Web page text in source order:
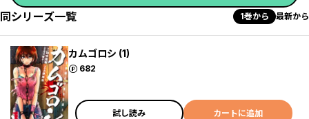
同シリーズ一覧 1巻から 最新から
カムゴロシ (1)
682
ポイント
試し読み カートに追加